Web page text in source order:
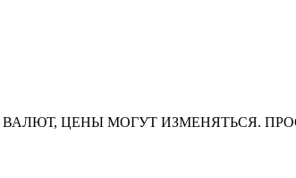
ЦЕНЫ МОГУТ ИЗМЕНЯТЬСЯ.